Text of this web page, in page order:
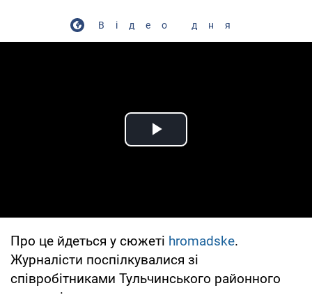
Відео дня
Play Video
Про це йдеться у сюжеті hromadske.
Журналісти поспілкувалися зі
співробітниками Тульчинського районного